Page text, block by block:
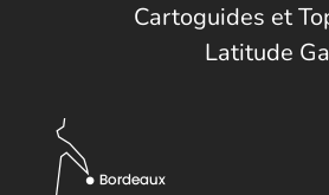
Cartoguides et
Latitude